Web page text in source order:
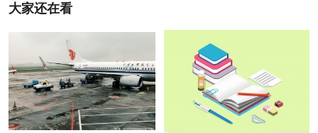
大家还在看